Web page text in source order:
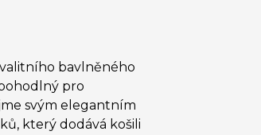
bavlněného
pro
svým elegantním
který dodává košili